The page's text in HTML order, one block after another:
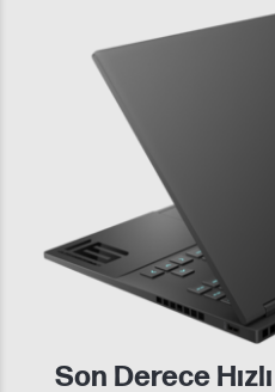
Son Derece Hızlı